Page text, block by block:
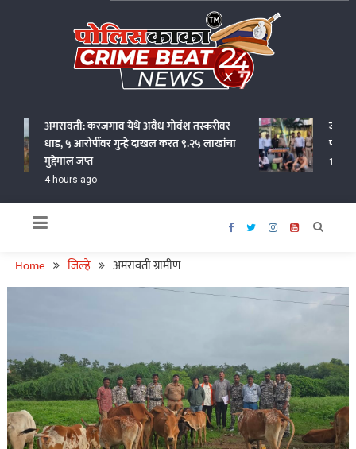
अमरावती: करजगाव येथे अवैध गोवंश तस्करीवर
धाड, ५ आरोपींवर गुन्हे दाखल करत ९.२५ लाखांचा
मुद्देमाल जप्त
4 hours ago
जालना
16 hours
Home जिल्हे अमरावती ग्रामीण